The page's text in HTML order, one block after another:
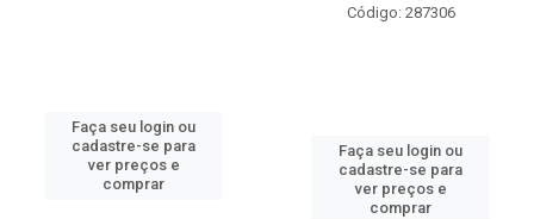
Faça seu login ou
cadastre-se para
ver preços e
comprar
Código: 287306
Faça seu login ou
cadastre-se para
ver preços e
comprar